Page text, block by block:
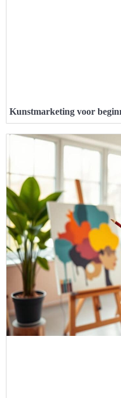
Kunstmarketing voor